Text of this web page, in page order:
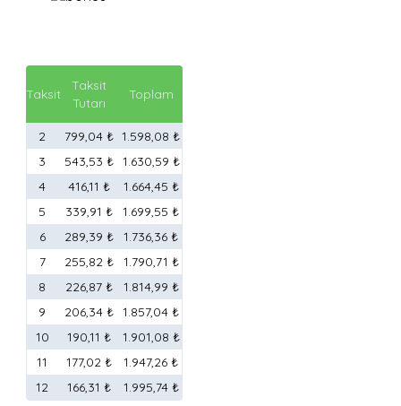
Taksit
Taksit
Tutarı
Toplam
2 799,04 ₺ 1.598,08 ₺
3
543,53 ₺ 1.630,59 ₺
4
416,11 ₺
1.664,45 ₺
5
339,91 ₺
1.699,55 ₺
6
289,39 ₺
1.736,36 ₺
7
255,82 ₺
1.790,71 ₺
8
226,87 ₺
1.814,99 ₺
9
206,34 ₺ 1.857,04 ₺
10
190,11 ₺
1.901,08 ₺
11
177,02 ₺
1.947,26 ₺
12
166,31 ₺ 1.995,74 ₺